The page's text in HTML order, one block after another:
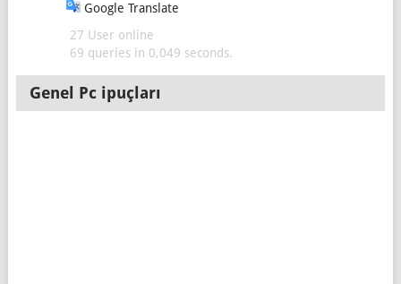
Google Translate
27 User online
69 queries in 0,049 seconds.
Genel Pc ipuçları